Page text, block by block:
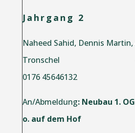
Jahrgang 2
Naheed Sahid, Dennis Martin,
Tronschel –
0176 45646132
An/Abmeldung: Neubau 1.
o. auf dem Hof